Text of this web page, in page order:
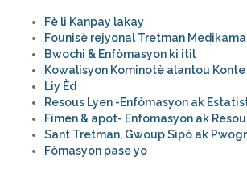
Fè li Kanpay lakay
Founisè rejyonal Tretman
Bwochi & Enfòmasyon ki itil
Kowalisyon Kominotè alantou
Liy Èd
Resous Lyen -Enfòmasyon ak
Fimen & apot- Enfòmasyon ak
Sant Tretman, Gwoup Sipò ak
Fòmasyon pase yo